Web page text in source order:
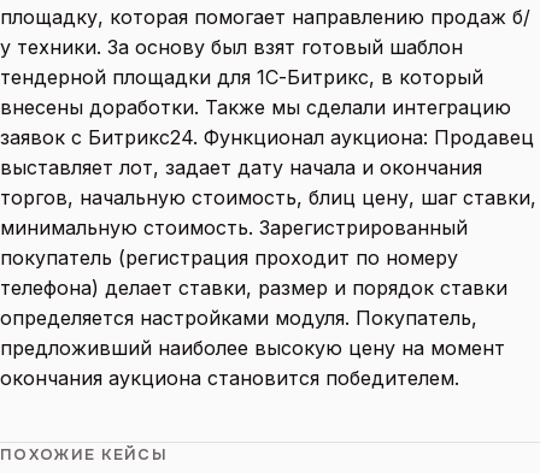
площадку, которая помогает направлению продаж б/
у техники. За основу был взят готовый шаблон
тендерной площадки для 1С-Битрикс, в который
внесены доработки. Также мы сделали интеграцию
заявок с Битрикс24. Функционал аукциона: Продавец
выставляет лот, задает дату начала и окончания
торгов, начальную стоимость, блиц цену, шаг ставки,
минимальную стоимость. Зарегистрированный
покупатель (регистрация проходит по номеру
телефона) делает ставки, размер и порядок ставки
определяется настройками модуля. Покупатель,
предложивший наиболее высокую цену на момент
окончания аукциона становится победителем.
ПОХОЖИЕ КЕЙСЫ